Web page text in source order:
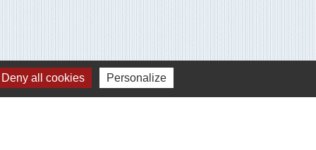
all cookies Personalize